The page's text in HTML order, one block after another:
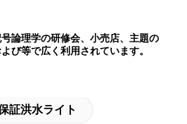
論理学の研修会、小売店、主題の
び等で広く利用されています。
証洪水ライト